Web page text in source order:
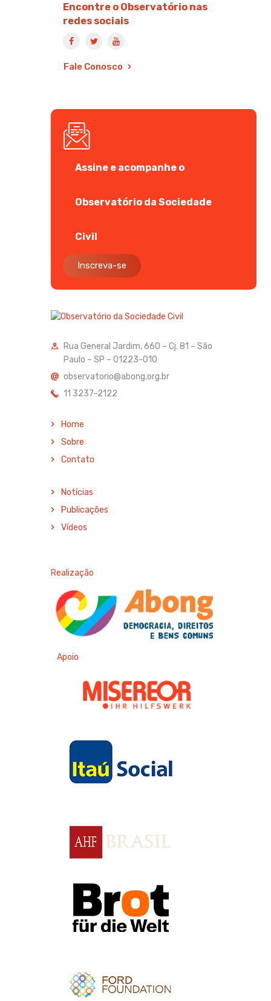
Encontre o Observatório nas
redes sociais
Fale Conosco
Assine e acompanhe o
Observatório da Sociedade
Civil
Inscreva-se
Rua General Jardim, 660 – Cj. 81 – São
Paulo – SP – 01223-010
observatorio@abong.org.br
11 3237-2122
Home
Sobre
Contato
Notícias
Publicações
Vídeos
Realização
Apoio